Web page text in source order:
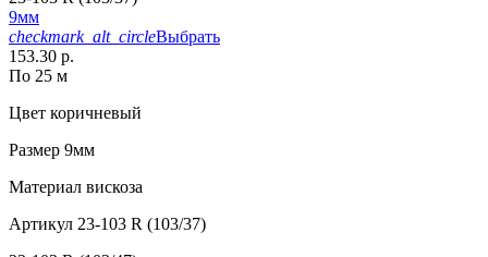
9мм
checkmark_alt_circleВыбрать
153.30 р.
По 25 м
Цвет коричневый
Размер 9мм
Материал вискоза
Артикул 23-103 R (103/37)